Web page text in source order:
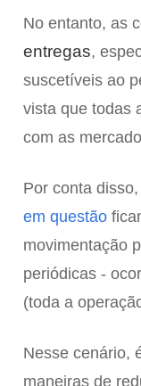
No entanto, as
entregas,
suscetíveis ao
vista que todas
com as
Por conta
em questão
movimentação
periódicas -
(toda a
Nesse cenário,
maneiras de